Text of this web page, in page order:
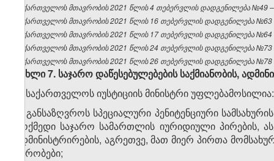
საქართველოს მთავრობის 2021 წლის 4 თებერვლის დადგენილება №49 –
საქართველოს მთავრობის 2021 წლის 16 თებერვლის დადგენილება №63
საქართველოს მთავრობის 2021 წლის 17 თებერვლის დადგენილება №64
საქართველოს მთავრობის 2021 წლის 24 თებერვლის დადგენილება №73
საქართველოს მთავრობის 2021 წლის 26 თებერვლის დადგენილება №78
მუხლი 7. საჯარო დაწესებულებების საქმიანობის,
1. საქართველოს იუსტიციის მინისტრი უფლებამოსილია:
ა) განსაზღვროს სპეციალური პენიტენციური
მოქმედი საჯარო სამართლის იურიდიული პირების,
ადმინისტრირების, აგრეთვე, მათ მიერ პირთა
პირობები;